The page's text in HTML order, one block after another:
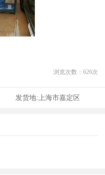
浏览次数： 626次
发货地:上海市嘉定区